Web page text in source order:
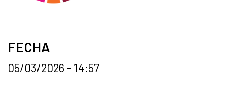
FECHA
05/03/2026 - 14:57